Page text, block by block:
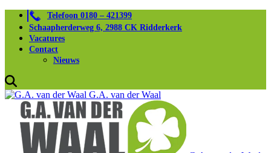
Telefoon 0180 – 421399
Schaapherderweg 6, 2988 CK Ridderkerk
Vacatures
Contact
Nieuws
G.A. van der Waal